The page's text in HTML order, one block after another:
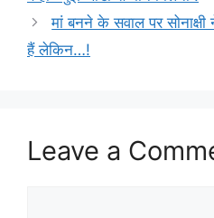
मां बनने के सवाल पर
हैं लेकिन…!
Leave a